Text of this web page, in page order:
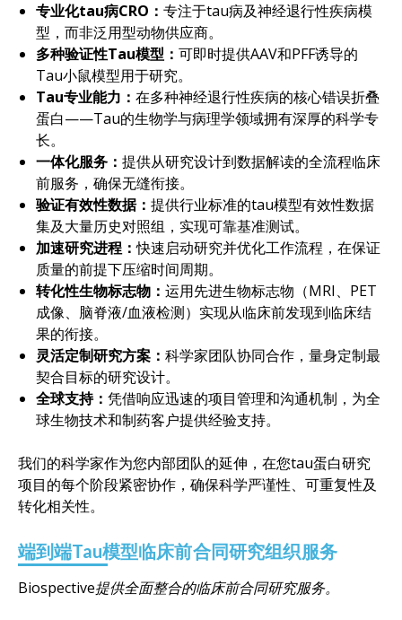
专业化tau病CRO： 专注于tau病及神经退行性疾病模
型，而非泛用型动物供应商。
多种验证性Tau模型： 可即时提供AAV和PFF诱导的
Tau小鼠模型用于研究。
Tau专业能力： 在多种神经退行性疾病的核心错误折叠
蛋白——Tau的生物学与病理学领域拥有深厚的科学专
长。
一体化服务： 提供从研究设计到数据解读的全流程临床
前服务，确保无缝衔接。
验证有效性数据： 提供行业标准的tau模型有效性数据
集及大量历史对照组，实现可靠基准测试。
加速研究进程：快速启动研究并优化工作流程，在保证
质量的前提下压缩时间周期。
转化性生物标志物： 运用先进生物标志物（MRI、PET
成像、脑脊液/血液检测）实现从临床前发现到临床结
果的衔接。
灵活定制研究方案： 科学家团队协同合作，量身定制最
契合目标的研究设计。
全球支持： 凭借响应迅速的项目管理和沟通机制，为全
球生物技术和制药客户提供经验支持。
我们的科学家作为您内部团队的延伸，在您tau蛋白研究
项目的每个阶段紧密协作，确保科学严谨性、可重复性及
转化相关性。
端到端Tau模型临床前合同研究组织服务
Biospective提供全面整合的临床前合同研究服务。